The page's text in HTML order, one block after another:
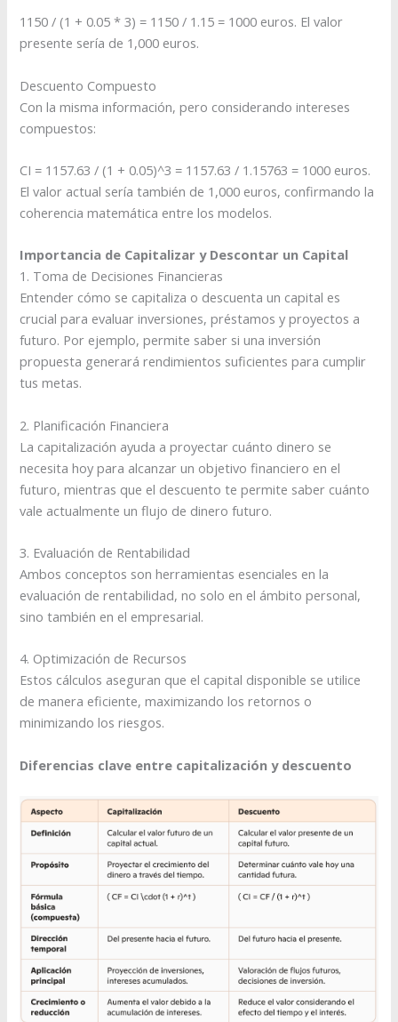
1150 / (1 + 0.05 * 3) = 1150 / 1.15 = 1000 euros. El valor
presente sería de 1,000 euros.
Descuento Compuesto
Con la misma información, pero considerando intereses
compuestos:
CI = 1157.63 / (1 + 0.05)^3 = 1157.63 / 1.15763 = 1000 euros.
El valor actual sería también de 1,000 euros, confirmando la
coherencia matemática entre los modelos.
Importancia de Capitalizar y Descontar un Capital
1. Toma de Decisiones Financieras
Entender cómo se capitaliza o descuenta un capital es
crucial para evaluar inversiones, préstamos y proyectos a
futuro. Por ejemplo, permite saber si una inversión
propuesta generará rendimientos suficientes para cumplir
tus metas.
2. Planificación Financiera
La capitalización ayuda a proyectar cuánto dinero se
necesita hoy para alcanzar un objetivo financiero en el
futuro, mientras que el descuento te permite saber cuánto
vale actualmente un flujo de dinero futuro.
3. Evaluación de Rentabilidad
Ambos conceptos son herramientas esenciales en la
evaluación de rentabilidad, no solo en el ámbito personal,
sino también en el empresarial.
4. Optimización de Recursos
Estos cálculos aseguran que el capital disponible se utilice
de manera eficiente, maximizando los retornos o
minimizando los riesgos.
Diferencias clave entre capitalización y descuento